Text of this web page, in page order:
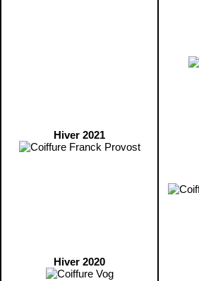
Hiver 2021
Hiver 2020